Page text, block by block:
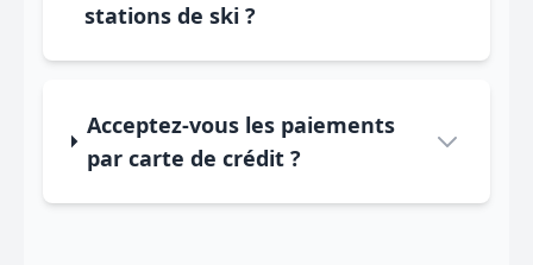
stations de ski ?
Acceptez-vous les paiements
par carte de crédit ?